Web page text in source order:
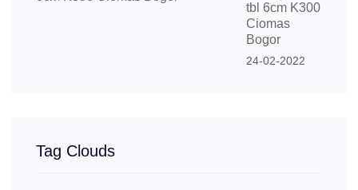
tbl 6cm K300
Ciomas
Bogor
24-02-2022
Tag Clouds